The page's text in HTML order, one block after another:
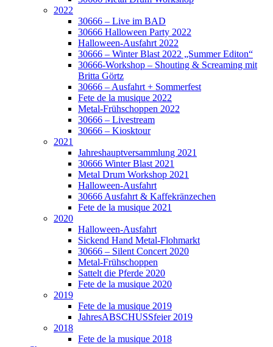
2022
30666 – Live im BAD
30666 Halloween Party 2022
Halloween-Ausfahrt 2022
30666 – Winter Blast 2022 „Summer Editon“
30666-Workshop – Shouting & Screaming mit
Britta Görtz
30666 – Ausfahrt + Sommerfest
Fete de la musique 2022
Metal-Frühschoppen 2022
30666 – Livestream
30666 – Kiosktour
2021
Jahreshauptversammlung 2021
30666 Winter Blast 2021
Metal Drum Workshop 2021
Halloween-Ausfahrt
30666 Ausfahrt & Kaffekränzechen
Fete de la musique 2021
2020
Halloween-Ausfahrt
Sickend Hand Metal-Flohmarkt
30666 – Silent Concert 2020
Metal-Frühschoppen
Sattelt die Pferde 2020
Fete de la musique 2020
2019
Fete de la musique 2019
JahresABSCHUSSfeier 2019
2018
Fete de la musique 2018